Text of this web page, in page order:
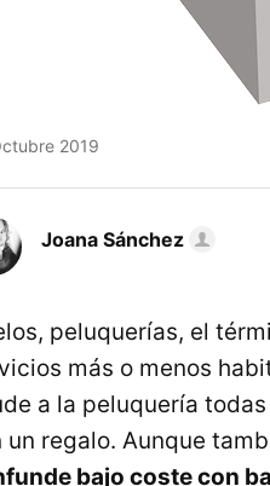
2019
Joana Sánchez
peluquerías, el
más o menos
a la peluquería
un regalo. Aunque
bajo coste con